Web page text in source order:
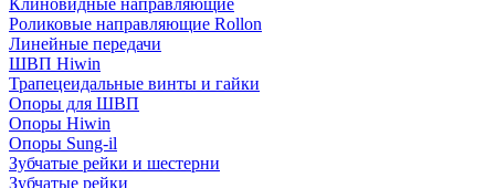
Клиновидные направляющие
Роликовые направляющие Rollon
Линейные передачи
ШВП Hiwin
Трапецеидальные винты и гайки
Опоры для ШВП
Опоры Hiwin
Опоры Sung-il
Зубчатые рейки и шестерни
Зубчатые рейки